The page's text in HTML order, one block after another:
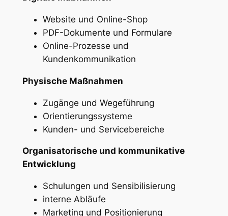
Website und Online-Shop
PDF-Dokumente und Formulare
Online-Prozesse und
Kundenkommunikation
Physische Maßnahmen
Zugänge und Wegeführung
Orientierungssysteme
Kunden- und Servicebereiche
Organisatorische und kommunikative
Entwicklung
Schulungen und Sensibilisierung
interne Abläufe
Marketing und Positionierung